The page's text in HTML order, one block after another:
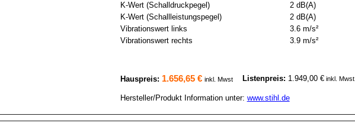
K-Wert (Schalldruckpegel)
2 dB(A)
K-Wert (Schallleistungspegel)
2 dB(A)
Vibrationswert links
3.6 m/s²
Vibrationswert rechts
3.9 m/s²
Hauspreis: 1.656,65 € inkl. Mwst Listenpreis: 1.949,00 €inkl. Mwst.
Hersteller/Produkt Information unter: www.stihl.de